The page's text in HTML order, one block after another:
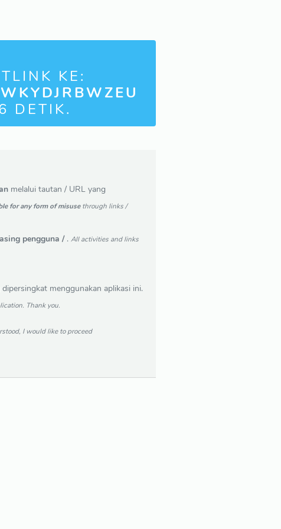
KE:
DETIK.
melalui tautan / URL yang
for any form of misusethrough links /
pengguna / . All activities and links
menggunakan aplikasi ini.
Thank you.
I would like to proceed